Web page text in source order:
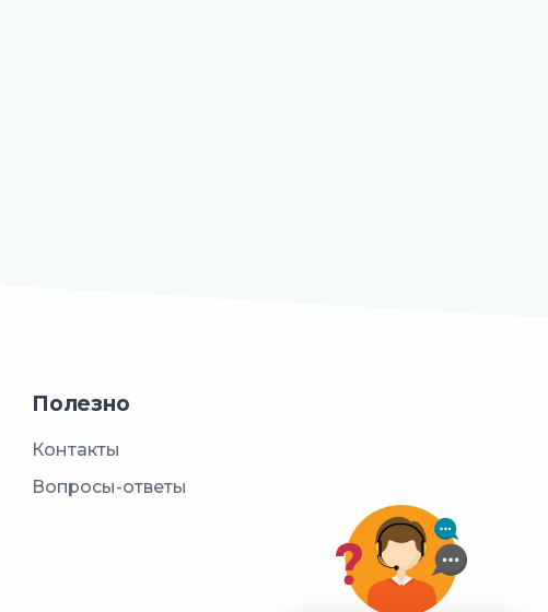
Полезно
Контакты
Вопросы-ответы